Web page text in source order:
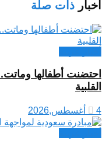
أخبار ذات صلة
احتضنت أطفالها
القلبية
4 أغسطس,2026